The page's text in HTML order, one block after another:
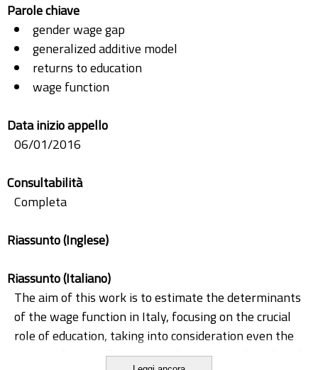
Parole chiave
gender wage gap
generalized additive model
returns to education
wage function
Data inizio appello
06/01/2016
Consultabilità
Completa
Riassunto (Inglese)
Riassunto (Italiano)
The aim of this work is to estimate the determinants
of the wage function in Italy, focusing on the crucial
role of education, taking into consideration even the
impact of years of experience (training on the job and